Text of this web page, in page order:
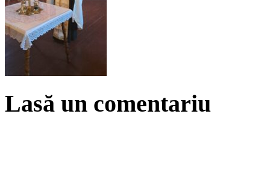
Lasă un comentariu